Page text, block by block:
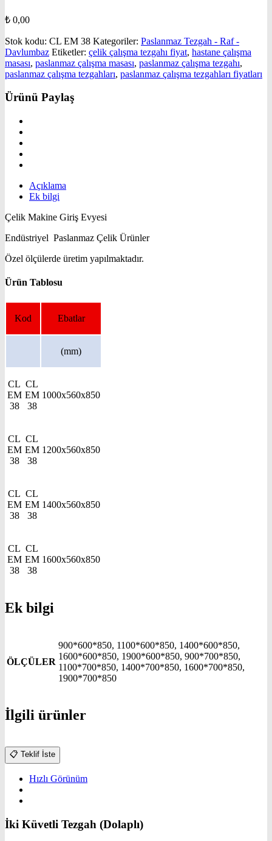
₺ 0,00
Stok kodu: CL EM 38 Kategoriler: Paslanmaz Tezgah - Raf -
Davlumbaz Etiketler: çelik çalışma tezgahı fiyat, hastane çalışma
masası, paslanmaz çalışma masası, paslanmaz çalışma tezgahı,
paslanmaz çalışma tezgahları, paslanmaz çalışma tezgahları fiyatları
Ürünü Paylaş
Açıklama
Ek bilgi
Çelik Makine Giriş Evyesi
Endüstriyel Paslanmaz Çelik Ürünler
Özel ölçülerde üretim yapılmaktadır.
Ürün Tablosu
Kod Ebatlar
(mm)
CL
EM
38
CL
EM
38
1000x560x850
CL
EM
38
CL
EM
38
1200x560x850
CL
EM
38
CL
EM
38
1400x560x850
CL
EM
38
CL
EM
38
1600x560x850
Ek bilgi
ÖLÇÜLER
900*600*850, 1100*600*850, 1400*600*850,
1600*600*850, 1900*600*850, 900*700*850,
1100*700*850, 1400*700*850, 1600*700*850,
1900*700*850
İlgili ürünler
📋 Teklif İste
Hızlı Görünüm
İki Küvetli Tezgah (Dolaplı)